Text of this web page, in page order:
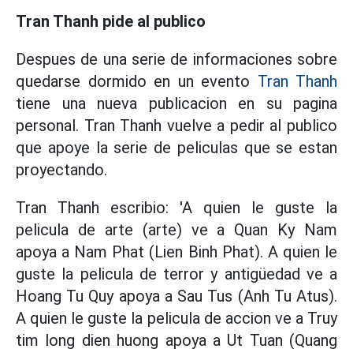
Tran Thanh pide al publico
Despues de una serie de informaciones sobre
quedarse dormido en un evento Tran Thanh
tiene una nueva publicacion en su pagina
personal. Tran Thanh vuelve a pedir al publico
que apoye la serie de peliculas que se estan
proyectando.
Tran Thanh escribio: 'A quien le guste la
pelicula de arte (arte) ve a Quan Ky Nam
apoya a Nam Phat (Lien Binh Phat). A quien le
guste la pelicula de terror y antigüedad ve a
Hoang Tu Quy apoya a Sau Tus (Anh Tu Atus).
A quien le guste la pelicula de accion ve a Truy
tim long dien huong apoya a Ut Tuan (Quang